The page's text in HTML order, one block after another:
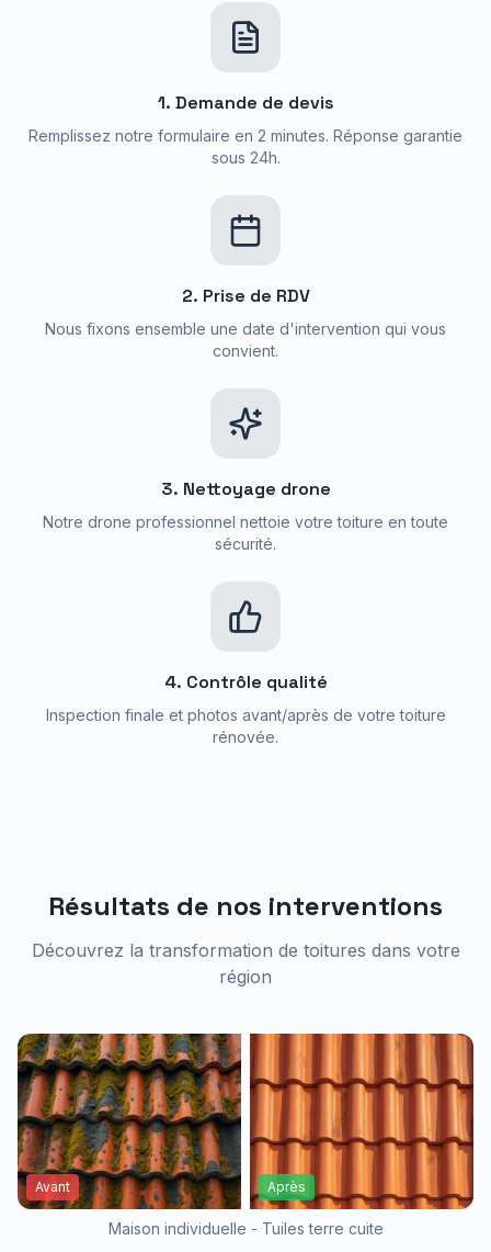
1. Demande de devis
Remplissez notre formulaire en 2 minutes. Réponse garantie
sous 24h.
2. Prise de RDV
Nous fixons ensemble une date d'intervention qui vous
convient.
3. Nettoyage drone
Notre drone professionnel nettoie votre toiture en toute
sécurité.
4. Contrôle qualité
Inspection finale et photos avant/après de votre toiture
rénovée.
Résultats de nos interventions
Découvrez la transformation de toitures dans votre
région
Avant Après
Maison individuelle - Tuiles terre cuite